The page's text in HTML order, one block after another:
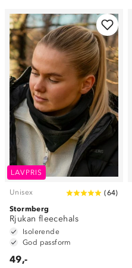
LAVPRIS
Unisex (64)
Stormberg
Rjukan fleecehals
Isolerende
God passform
49,-